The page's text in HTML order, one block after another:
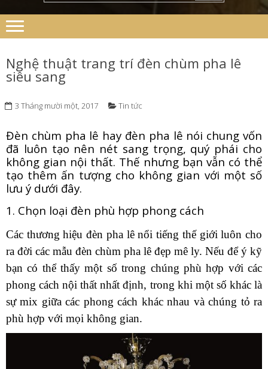
Nghệ thuật trang trí đèn chùm pha lê
siêu sang
3 Tháng mười một, 2017 Tin tức
Đèn chùm pha lê hay đèn pha lê nói chung vốn
đã luôn tạo nên nét sang trọng, quý phái cho
không gian nội thất. Thế nhưng bạn vẫn có thể
tạo thêm ấn tượng cho không gian với một số
lưu ý dưới đây.
1. Chọn loại đèn phù hợp phong cách
Các thương hiệu đèn pha lê nổi tiếng thế giới luôn cho
ra đời các mẫu đèn chùm pha lê đẹp mê ly. Nếu để ý kỹ
bạn có thể thấy một số trong chúng phù hợp với các
phong cách nội thất nhất định, trong khi một số khác là
sự mix giữa các phong cách khác nhau và chúng tỏ ra
phù hợp với mọi không gian.